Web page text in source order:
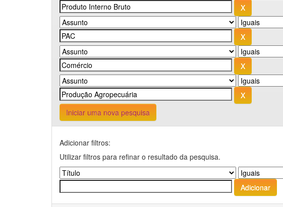
Iniciar uma nova pesquisa
Adicionar filtros:
Utilizar filtros para refinar o resultado da pesquisa.